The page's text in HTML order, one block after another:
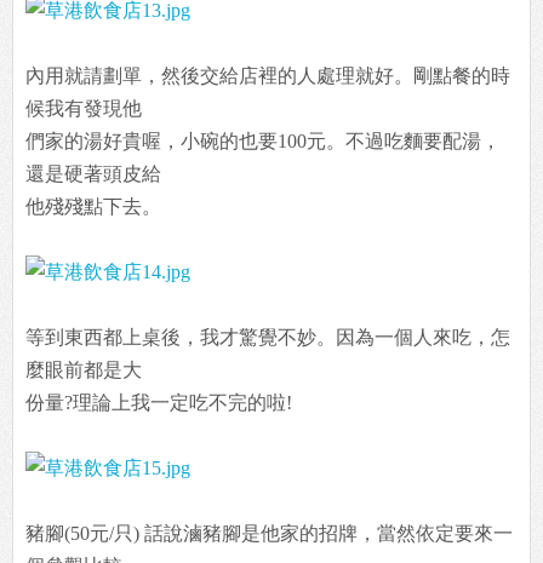
內用就請劃單，然後交給店裡的人處理就好。剛點餐的時
候我有發現他
們家的湯好貴喔，小碗的也要100元。不過吃麵要配湯，
還是硬著頭皮給
他殘殘點下去。
等到東西都上桌後，我才驚覺不妙。因為一個人來吃，怎
麼眼前都是大
份量?理論上我一定吃不完的啦!
豬腳(50元/只) 話說滷豬腳是他家的招牌，當然依定要來一